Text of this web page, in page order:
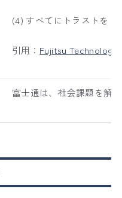
(4) すべてにトラストを
引用： Fujitsu Technology
富士通は、社会課題を解